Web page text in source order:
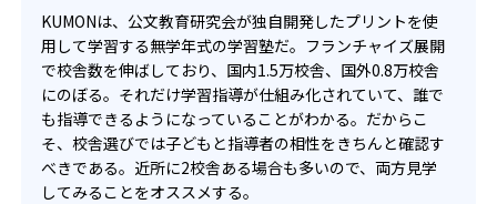
KUMONは、公文教育研究会が独自開発したプリントを使
用して学習する無学年式の学習塾だ。フランチャイズ展開
で校舎数を伸ばしており、国内1.5万校舎、国外0.8万校舎
にのぼる。それだけ学習指導が仕組み化されていて、誰で
も指導できるようになっていることがわかる。だからこ
そ、校舎選びでは子どもと指導者の相性をきちんと確認す
べきである。近所に2校舎ある場合も多いので、両方見学
してみることをオススメする。